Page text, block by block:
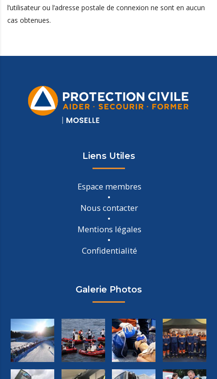
l’utilisateur ou l’adresse postale de connexion ne sont en aucun
cas obtenues.
Liens Utiles
Espace membres
Nous contacter
Mentions légales
Confidentialité
Galerie Photos